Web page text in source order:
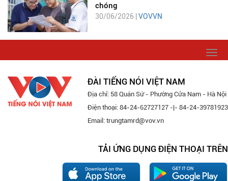
chóng
30/06/2026 | VOVVN
ĐÀI TIẾNG NÓI VIỆT NAM
Địa chỉ: 58 Quán Sứ - Phường Cửa Nam - Hà Nội
Điện thoại: 84-24-62727127 -|- 84-24-39781923
Email: trungtamrd@vov.vn
TẢI ỨNG DỤNG ĐIỆN THOẠI TRÊN